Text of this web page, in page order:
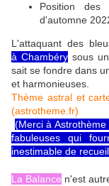
Position
d'automne
L'attaquant des
à Chambéry sous
sait se fondre dans
et harmonieuses.
Thème astral et
(astrotheme.fr)
(Merci à
fabuleuses qui
inestimable de
La Balance n'est